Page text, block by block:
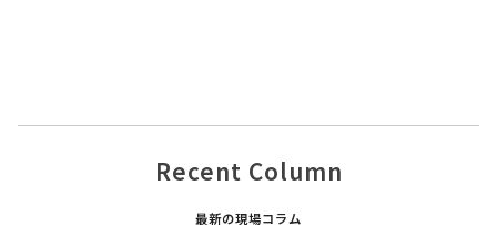
Recent Column
最新の現場コラム